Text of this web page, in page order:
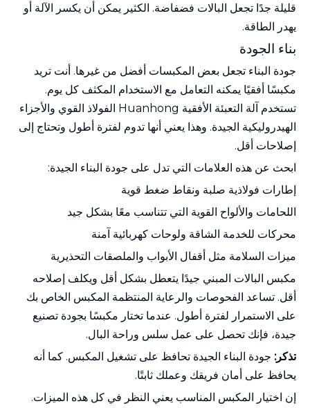
قليلة جدًا تجعل البالات فضفاضة. الكثير يمكن أن يكسر الآلة أو
يهدر الطاقة.
بناء الجودة
جودة البناء تجعل بعض المكبسات أفضل من غيرها. أنت تريد
مكبسًا أفقيًا يمكنه التعامل مع الاستخدام المكثف كل يوم.
تستخدم آلة التعبئة الأفقية Huanhong الفولاذ القوي والأجزاء
الهيدروليكية الجيدة. وهذا يعني أنها تدوم لفترة أطول وتحتاج إلى
إصلاحات أقل.
ابحث عن هذه العلامات التي تدل على جودة البناء الجيدة:
إطارات فولاذية صلبة ونقاط ضغط قوية
اللحامات والألواح القوية التي تتناسب معًا بشكل جيد
محركات للخدمة الشاقة ولوحات كهربائية آمنة
ميزات السلامة مثل أقفال الأبواب والملصقات التحذيرية
مكبس البالات المبني جيدًا يتعطل بشكل أقل ويكلف إصلاحه
أقل. تساعد الفحوصات والرعاية المنتظمة المكبس الخاص بك
على الاستمرار لفترة أطول. عندما تختار مكبسًا بجودة تصنيع
جيدة، فإنك تحصل على عمل سلس وراحة البال.
تذكر: جودة البناء الجيدة تحافظ على تشغيل المكبس. كما أنه
يحافظ على أمان فريقك وعملك ثابتًا.
إن اختيار المكبس المناسب يعني النظر في كل هذه الميزات.